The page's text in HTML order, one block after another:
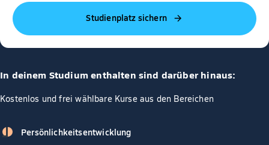
Studienplatz sichern
In deinem Studium enthalten sind darüber hinaus:
Kostenlos und frei wählbare Kurse aus den Bereichen
Persönlichkeitsentwicklung